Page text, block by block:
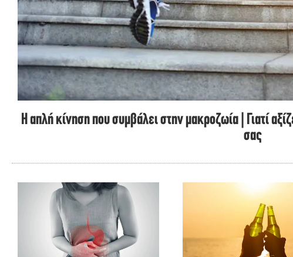
H απλή κίνηση που συμβάλει στην μακροζωία | Γιατί
σας